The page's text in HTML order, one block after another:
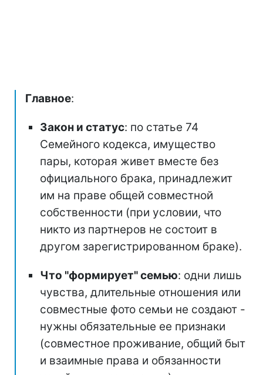
Главное:
Закон и статус: по статье 74
Семейного кодекса, имущество
пары, которая живет вместе без
официального брака, принадлежит
им на праве общей совместной
собственности (при условии, что
никто из партнеров не состоит в
другом зарегистрированном браке).
Что "формирует" семью: одни лишь
чувства, длительные отношения или
совместные фото семьи не создают -
нужны обязательные ее признаки
(совместное проживание, общий быт
и взаимные права и обязанности